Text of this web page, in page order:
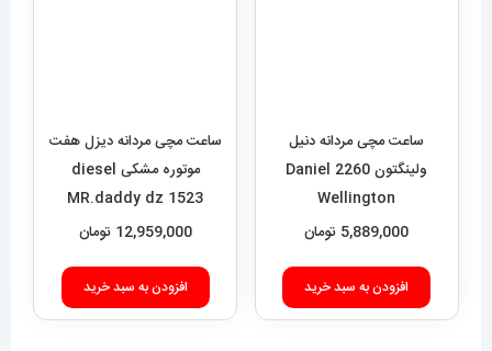
ساعت دیزل مردانه هفت
diesel MR.daddy dz
01010
12,949,000تومان